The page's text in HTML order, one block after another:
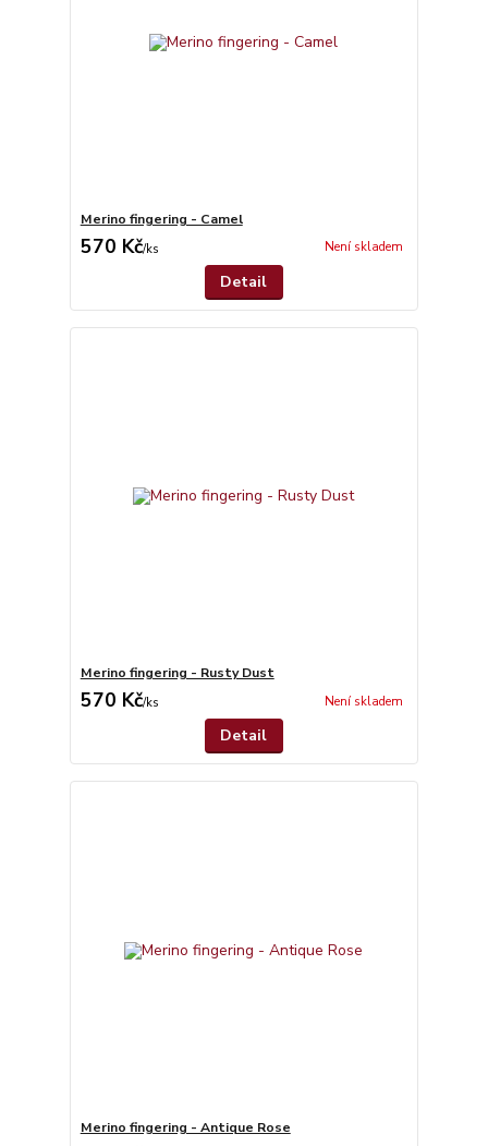
Merino fingering - Camel
570 Kč/ks Není skladem
Detail
Merino fingering - Rusty Dust
570 Kč/ks Není skladem
Detail
Merino fingering - Antique Rose